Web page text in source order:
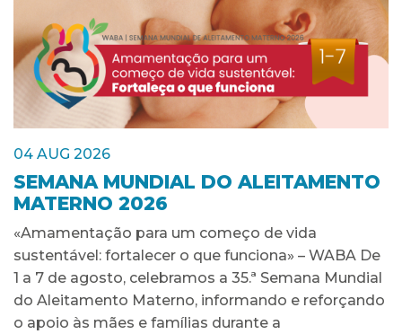
04 AUG 2026
SEMANA MUNDIAL DO ALEITAMENTO
MATERNO 2026
«Amamentação para um começo de vida
sustentável: fortalecer o que funciona» – WABA De
1 a 7 de agosto, celebramos a 35.ª Semana Mundial
do Aleitamento Materno, informando e reforçando
o apoio às mães e famílias durante a